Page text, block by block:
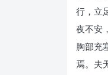
行，立
夜不安
胸部充
焉。夫